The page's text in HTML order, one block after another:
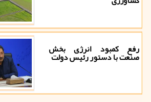
رفع کمبود انرژی بخش
صنعت با دستور رئیس دولت